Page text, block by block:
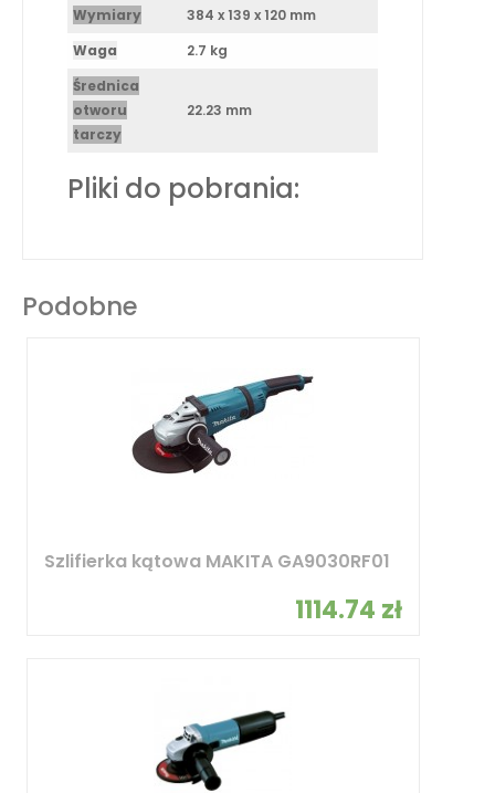
Wymiary
384 x 139 x 120 mm
Waga
2.7 kg
Średnica
otworu
tarczy
22.23 mm
Pliki do pobrania:
Podobne
Szlifierka kątowa MAKITA GA9030RF01
1114.74 zł